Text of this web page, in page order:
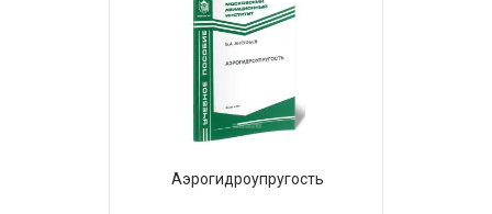
Аэрогидроупругость